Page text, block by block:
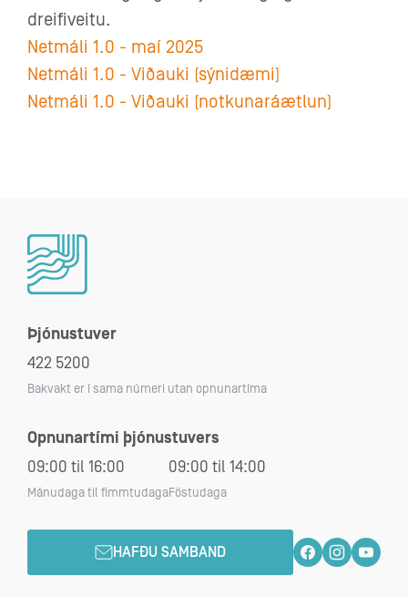
dreifiveitu.
Netmáli 1.0 - maí 2025
Netmáli 1.0 - Viðauki (sýnidæmi)
Netmáli 1.0 - Viðauki (notkunaráætlun)
Þjónustuver
422 5200
Bakvakt er í sama númeri utan opnunartíma
Opnunartími þjónustuvers
09:00 til 16:00
Mánudaga til fimmtudaga
09:00 til 14:00
Föstudaga
HAFÐU SAMBAND